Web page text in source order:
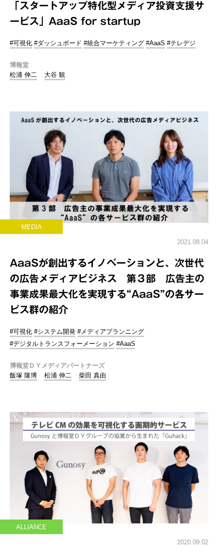
「スタートアップ特化型メディア投資支援サ
ービス」AaaS for startup
#可視化 #ダッシュボード #統合マーケティング #AaaS #テレデジ
博報堂
松浦 伸二
大谷 観
MEDIA
2021.08.04
AaaSが創出するイノベーションと、次世代
の広告メディアビジネス 第３部 広告主の
事業成果最大化を実現する“AaaS”の各サー
ビス群の紹介
#可視化 #システム開発 #メディアプランニング
#デジタルトランスフォーメーション #AaaS
博報堂ＤＹメディアパートナーズ
飯塚 隆博
松浦 伸二 柴田 真由
ALLIANCE
2020.09.02